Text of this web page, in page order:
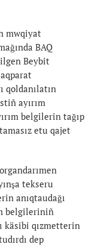
mwqiyat
BAQ
Beybit
qoldanılatın
ayırım
belgilerin tağıp
etu qajet
tekseru
anıqtaudağı
belgileriniñ
käsibi qızmetterin
dep